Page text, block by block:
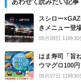
スシロー
きメニュー登
08月08日 11時30
はま寿司「旨
ウマグロ100
08月07日 11時30